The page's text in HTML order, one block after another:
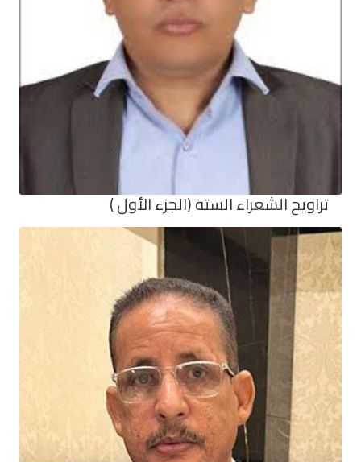
تراويح الشعراء الستة (الجزء الأول )